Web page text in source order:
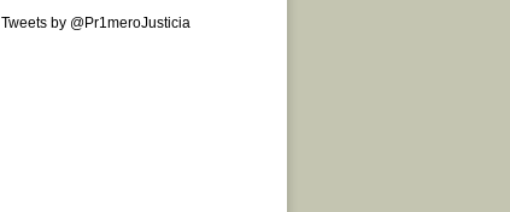
Tweets by @Pr1meroJusticia